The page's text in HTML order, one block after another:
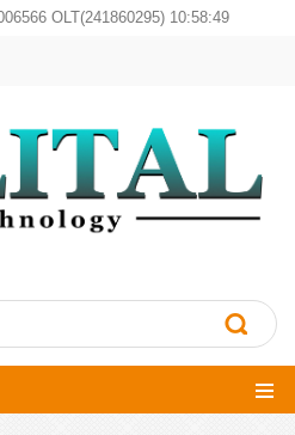
OLT(241860295) 10:58:49